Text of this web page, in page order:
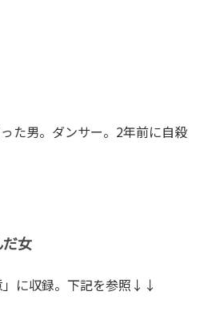
た男。ダンサー。2年前に自殺
女
」に収録。下記を参照↓↓